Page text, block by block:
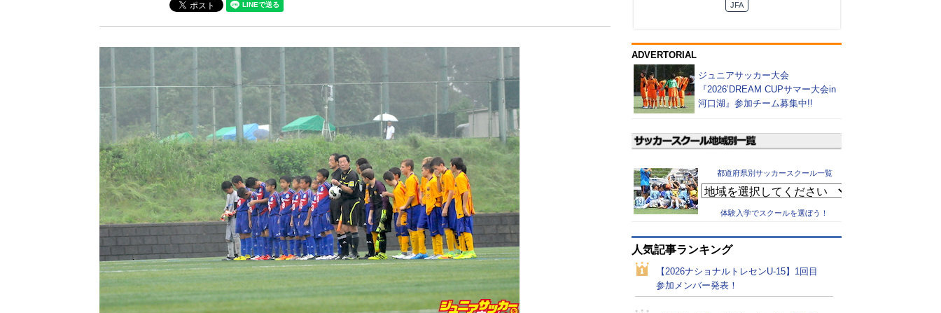
JFA
ADVERTORIAL
ジュニアサッカー大会
『2026’DREAM CUPサマー大会in
河口湖』参加チーム募集中!!
都道府県別サッカースクール一覧
体験入学でスクールを選ぼう！
人気記事ランキング
【2026ナショナルトレセンU-15】1回目
参加メンバー発表！